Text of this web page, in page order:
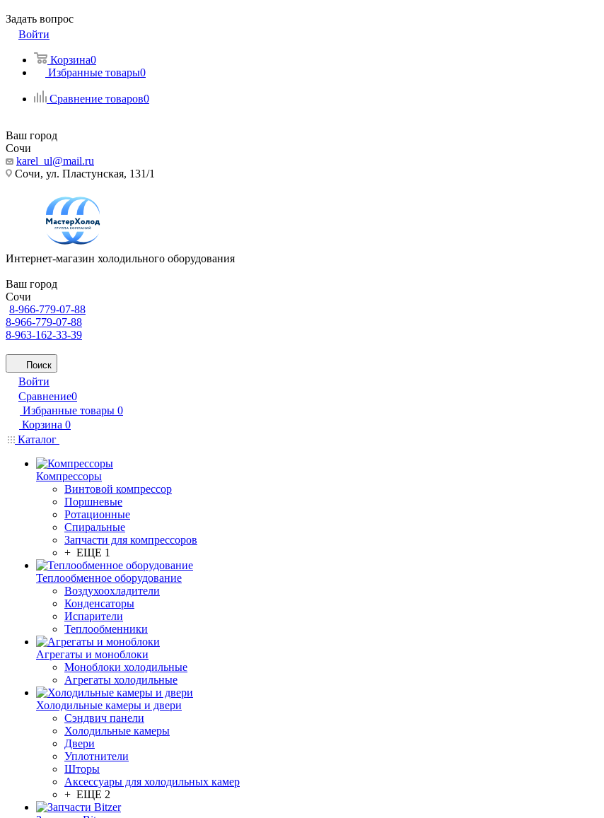
Задать вопрос
Войти
Корзина0
Избранные товары0
Сравнение товаров0
Ваш город
Сочи
karel_ul@mail.ru
Сочи, ул. Пластунская, 131/1
Интернет-магазин холодильного оборудования
Ваш город
Сочи
8-966-779-07-88
8-966-779-07-88
8-963-162-33-39
Поиск
Войти
Сравнение0
Избранные товары 0
Корзина 0
Каталог
Компрессоры
Винтовой компрессор
Поршневые
Ротационные
Спиральные
Запчасти для компрессоров
+ ЕЩЕ 1
Теплообменное оборудование
Воздухоохладители
Конденсаторы
Испарители
Теплообменники
Агрегаты и моноблоки
Моноблоки холодильные
Агрегаты холодильные
Холодильные камеры и двери
Сэндвич панели
Холодильные камеры
Двери
Уплотнители
Шторы
Аксессуары для холодильных камер
+ ЕЩЕ 2